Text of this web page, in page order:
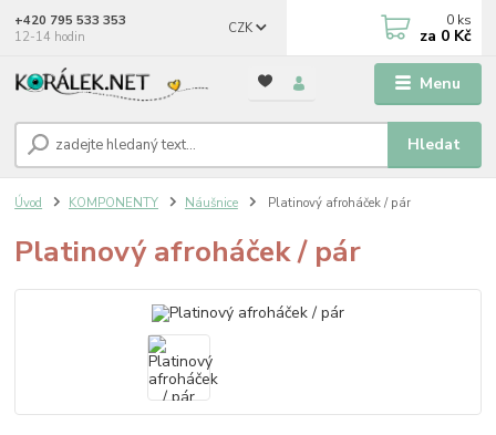
Menu
CZK
Hledat
+420 795 533 353
12-14 hodin
0 ks
za 0 Kč
Úvod KOMPONENTY Náušnice Platinový afroháček / pár
Platinový afroháček / pár